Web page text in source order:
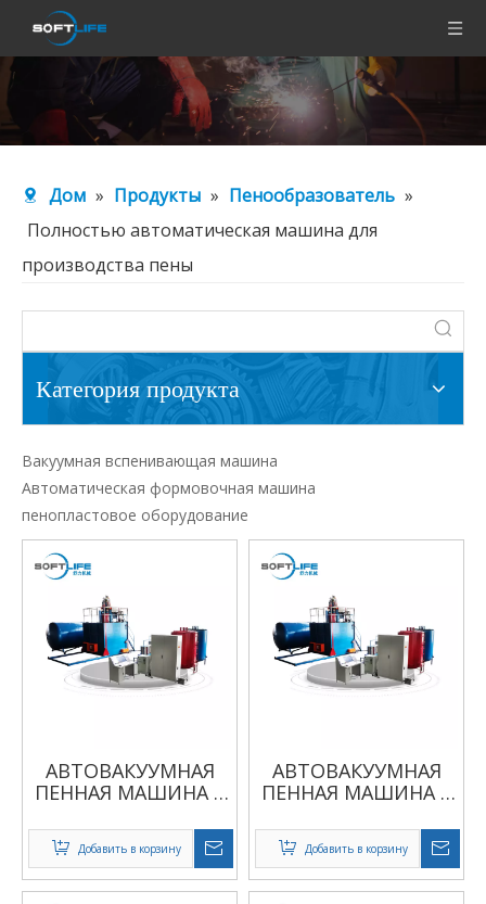
Дом » Продукты » Пенообразователь »
Полностью автоматическая машина для
производства пены
Категория продукта
Вакуумная вспенивающая машина
Автоматическая формовочная машина
пенопластовое оборудование
АВТОВАКУУМНАЯ
ПЕННАЯ МАШИНА С
ТОППРЕССА
Добавить в корзину
АВТОВАКУУМНАЯ
ПЕННАЯ МАШИНА С
ТОППРЕССА
Добавить в корзину